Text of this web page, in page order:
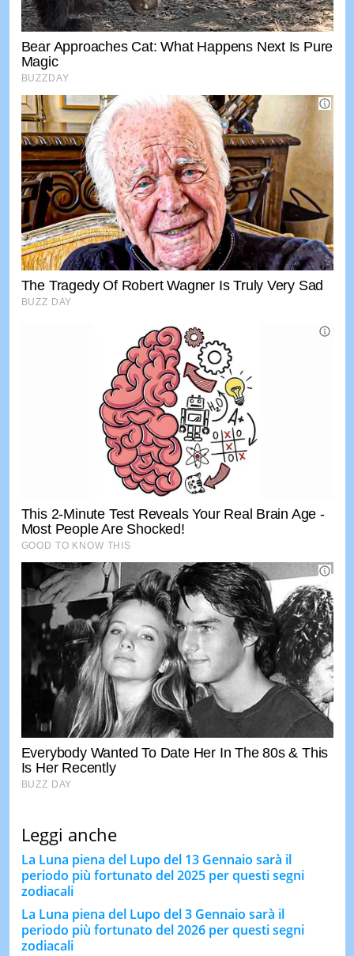
Leggi anche
La Luna piena del Lupo del 13 Gennaio sarà il
periodo più fortunato del 2025 per questi segni
zodiacali
La Luna piena del Lupo del 3 Gennaio sarà il
periodo più fortunato del 2026 per questi segni
zodiacali